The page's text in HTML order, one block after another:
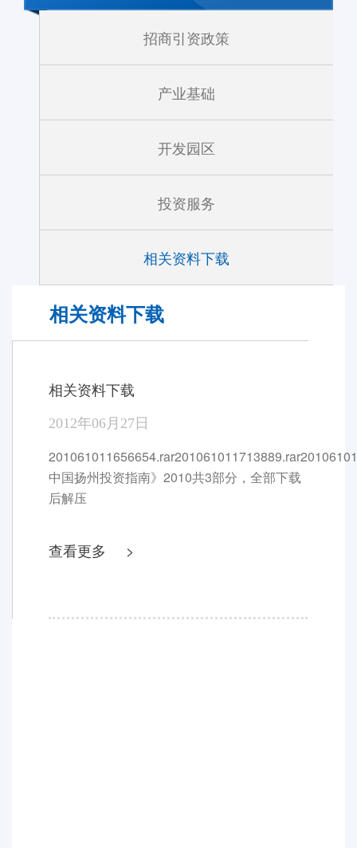
招商引资政策
产业基础
开发园区
投资服务
相关资料下载
相关资料下载
相关资料下载
2012年06月27日
中国扬州投资指南》2010共3部分，全部下载
后解压
查看更多 >